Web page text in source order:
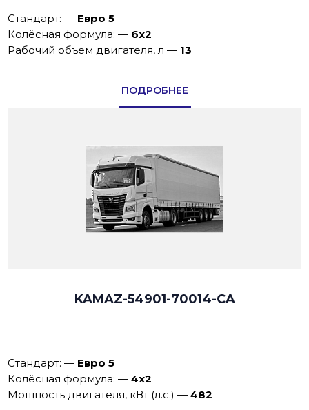
Стандарт: — Евро 5
Колёсная формула: — 6х2
Рабочий объем двигателя, л — 13
ПОДРОБНЕЕ
KAMAZ-54901-70014-CA
Стандарт: — Евро 5
Колёсная формула: —4x2
Мощность двигателя, кВт (л.с.) —482